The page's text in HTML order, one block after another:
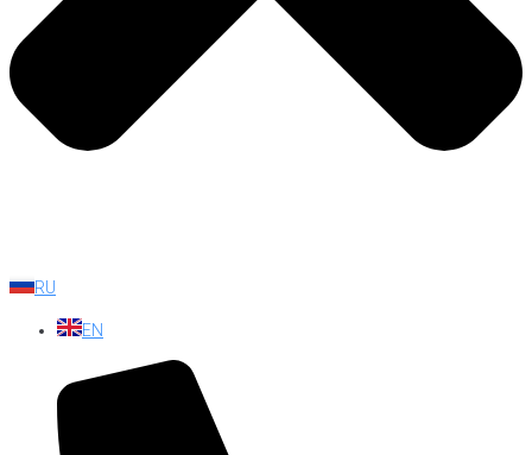
RU
EN